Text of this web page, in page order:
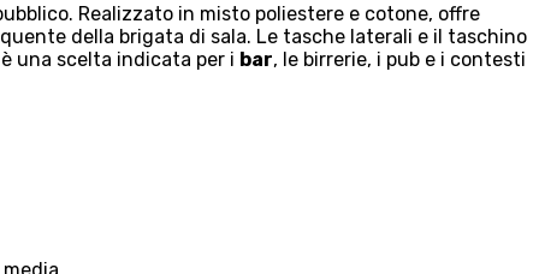
Realizzato in misto poliestere e cotone, offre
della brigata di sala. Le tasche laterali e il taschino
una scelta indicata per i bar, le birrerie, i pub e i contesti